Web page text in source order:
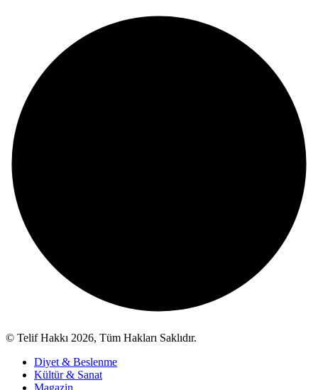
© Telif Hakkı 2026, Tüm Hakları Saklıdır.
Diyet & Beslenme
Kültür & Sanat
Magazin